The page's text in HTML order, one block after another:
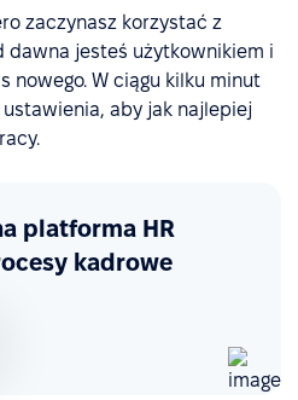
zaczynasz korzystać z
dawna jesteś użytkownikiem i
nowego. W ciągu kilku minut
aby jak najlepiej
platforma HR
kadrowe